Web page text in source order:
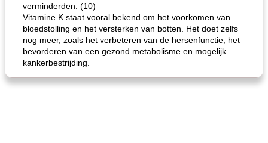
verminderden. (10)
Vitamine K staat vooral bekend om het voorkomen van
bloedstolling en het versterken van botten. Het doet zelfs
nog meer, zoals het verbeteren van de hersenfunctie, het
bevorderen van een gezond metabolisme en mogelijk
kankerbestrijding.